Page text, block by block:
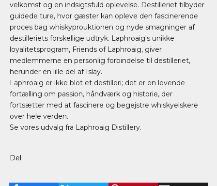
velkomst og en indsigtsfuld oplevelse. Destilleriet tilbyder
guidede ture, hvor gæster kan opleve den fascinerende
proces bag whiskyprouktionen og nyde smagninger af
destilleriets forskellige udtryk. Laphroaig's unikke
loyalitetsprogram, Friends of Laphroaig, giver
medlemmerne en personlig forbindelse til destilleriet,
herunder en lille del af Islay.
Laphroaig er ikke blot et destilleri; det er en levende
fortælling om passion, håndværk og historie, der
fortsætter med at fascinere og begejstre whiskyelskere
over hele verden.
Se vores udvalg fra Laphroaig Distillery.
Del